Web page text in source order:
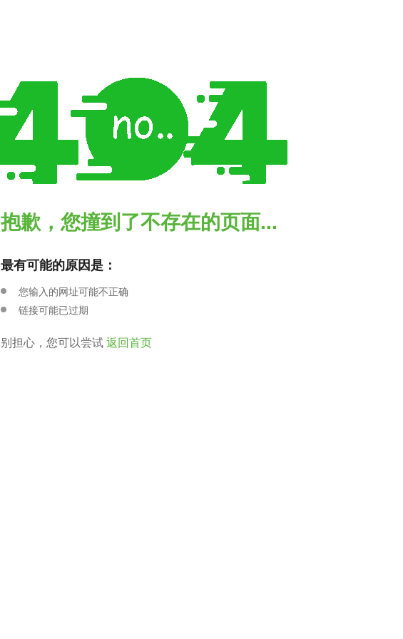
抱歉，您撞到了不存在的页面...
最有可能的原因是：
您输入的网址可能不正确
链接可能已过期
别担心，您可以尝试返回首页